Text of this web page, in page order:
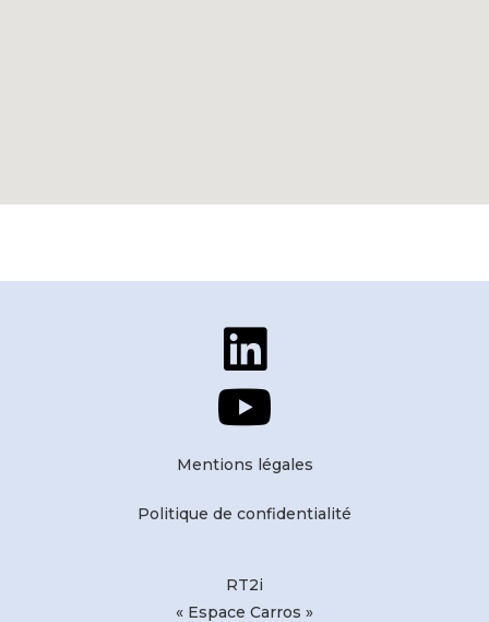
Mentions légales
Politique de confidentialité
RT2i
« Espace Carros »